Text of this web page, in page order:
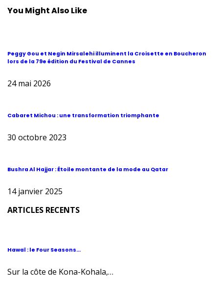
You Might Also Like
Peggy Gou et Negin Mirsalehi illuminent la Croisette en Boucheron
lors de la 79e édition du Festival de Cannes
24 mai 2026
Cabaret Michou : une transformation triomphante
30 octobre 2023
Bushra Al Hajjar : Étoile montante de la mode au Qatar
14 janvier 2025
ARTICLES RECENTS
Hawaï : le Four Seasons...
Sur la côte de Kona-Kohala,…